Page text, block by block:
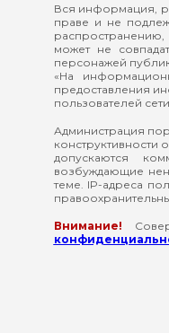
Вся информация,
праве и не
может не
персонажей
«На
предоставления
пользователей
Администрация
конструктивности
допускаются
возбуждающие
теме. IP-адреса
Внимание!